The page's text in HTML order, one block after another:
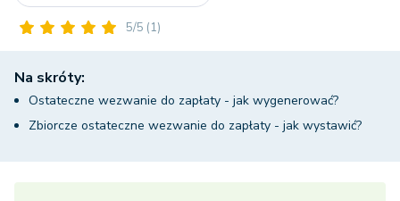
5/5 (1)
Na skróty:
Ostateczne wezwanie do zapłaty - jak wygenerować?
Zbiorcze ostateczne wezwanie do zapłaty - jak wystawić?